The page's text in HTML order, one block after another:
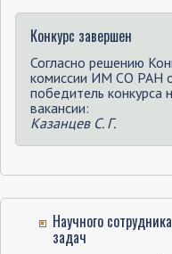
Конкурс завершен
Согласно решению
комиссии ИМ СО РАН
победитель конкурса
вакансии:
Казанцев С. Г.
Научного
задач